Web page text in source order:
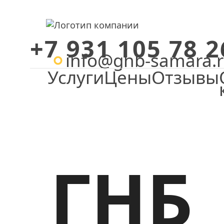
+7 931 105 78
info@gnb-
УслугиЦеныОтзывы
Главная ГНБ
ГНБ